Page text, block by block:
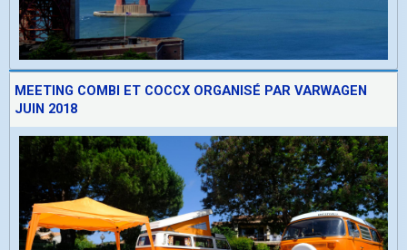
MEETING COMBI ET COCCX ORGANISÉ PAR VARWAGEN
JUIN 2018